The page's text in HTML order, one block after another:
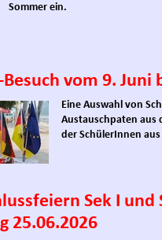
Sommer ein.
vom 9. Juni
Eine Auswahl von
Austauschpaten aus
der SchülerInnen
Sek I und
25.06.2026